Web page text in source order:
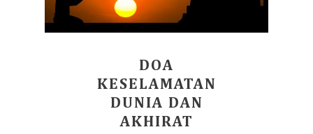
DOA
KESELAMATAN
DUNIA DAN
AKHIRAT